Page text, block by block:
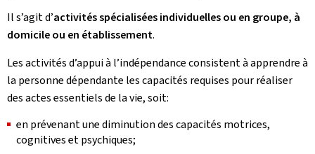
Il s’agit d’activités spécialisées individuelles ou en groupe, à
domicile ou en établissement.
Les activités d’appui à l’indépendance consistent à apprendre à
la personne dépendante les capacités requises pour réaliser
des actes essentiels de la vie, soit:
en prévenant une diminution des capacités motrices,
cognitives et psychiques;